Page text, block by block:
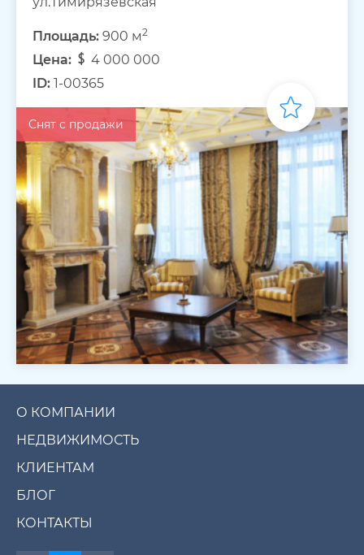
Площадь: 900 м2
Цена:
4 000 000
ID: 1-00365
Снят с продажи
О КОМПАНИИ
НЕДВИЖИМОСТЬ
КЛИЕНТАМ
БЛОГ
КОНТАКТЫ